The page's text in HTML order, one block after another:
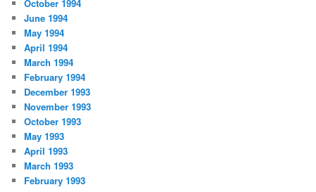
October 1994
June 1994
May 1994
April 1994
March 1994
February 1994
December 1993
November 1993
October 1993
May 1993
April 1993
March 1993
February 1993